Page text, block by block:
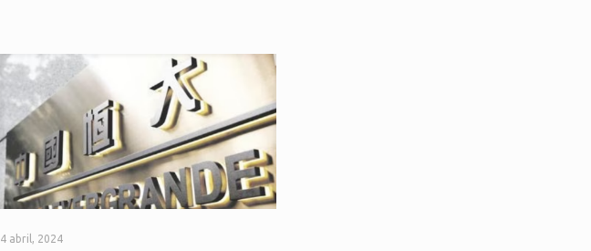
4 abril, 2024